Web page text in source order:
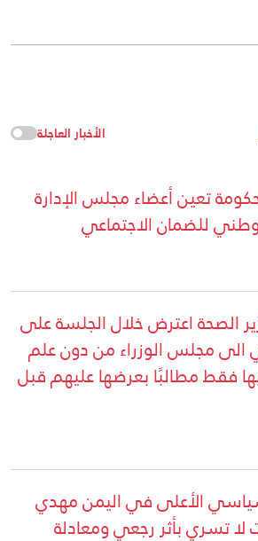
الأخبار العاجلة
تعين أعضاء مجلس الإدارة
للضمان الاجتماعي
الصحة اعترض خلال الجلسة على
الى مجلس الوزراء من دون علم
فقط مطالبًا بعرضها عليهم قبل
الأعلى في اليمن مهدي
لا تسري بأثر رجعي ومعادلة